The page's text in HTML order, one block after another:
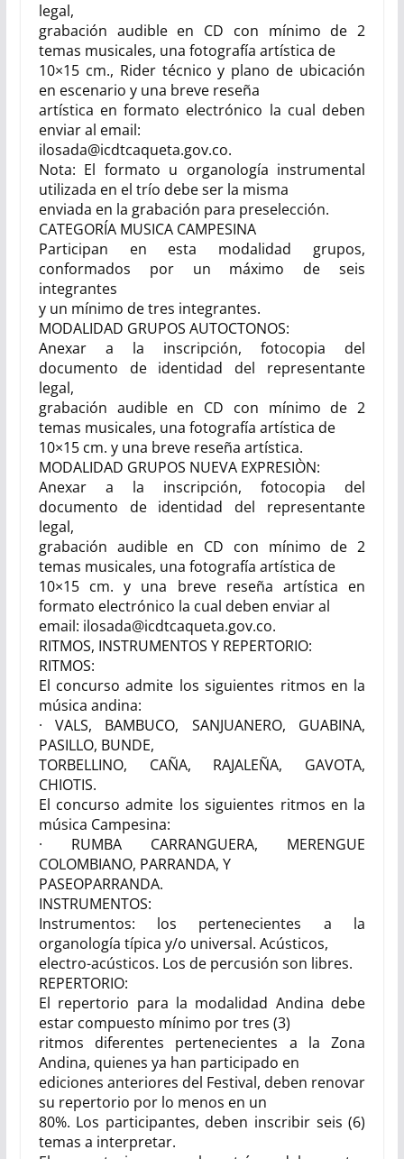
legal,
grabación audible en CD con mínimo de 2
temas musicales, una fotografía artística de
10×15 cm., Rider técnico y plano de ubicación
en escenario y una breve reseña
artística en formato electrónico la cual deben
enviar al email:
ilosada@icdtcaqueta.gov.co.
Nota: El formato u organología instrumental
utilizada en el trío debe ser la misma
enviada en la grabación para preselección.
CATEGORÍA MUSICA CAMPESINA
Participan en esta modalidad grupos,
conformados por un máximo de seis
integrantes
y un mínimo de tres integrantes.
MODALIDAD GRUPOS AUTOCTONOS:
Anexar a la inscripción, fotocopia del
documento de identidad del representante
legal,
grabación audible en CD con mínimo de 2
temas musicales, una fotografía artística de
10×15 cm. y una breve reseña artística.
MODALIDAD GRUPOS NUEVA EXPRESIÒN:
Anexar a la inscripción, fotocopia del
documento de identidad del representante
legal,
grabación audible en CD con mínimo de 2
temas musicales, una fotografía artística de
10×15 cm. y una breve reseña artística en
formato electrónico la cual deben enviar al
email: ilosada@icdtcaqueta.gov.co.
RITMOS, INSTRUMENTOS Y REPERTORIO:
RITMOS:
El concurso admite los siguientes ritmos en la
música andina:
· VALS, BAMBUCO, SANJUANERO, GUABINA,
PASILLO, BUNDE,
TORBELLINO, CAÑA, RAJALEÑA, GAVOTA,
CHIOTIS.
El concurso admite los siguientes ritmos en la
música Campesina:
· RUMBA CARRANGUERA, MERENGUE
COLOMBIANO, PARRANDA, Y
PASEOPARRANDA.
INSTRUMENTOS:
Instrumentos: los pertenecientes a la
organología típica y/o universal. Acústicos,
electro-acústicos. Los de percusión son libres.
REPERTORIO:
El repertorio para la modalidad Andina debe
estar compuesto mínimo por tres (3)
ritmos diferentes pertenecientes a la Zona
Andina, quienes ya han participado en
ediciones anteriores del Festival, deben renovar
su repertorio por lo menos en un
80%. Los participantes, deben inscribir seis (6)
temas a interpretar.